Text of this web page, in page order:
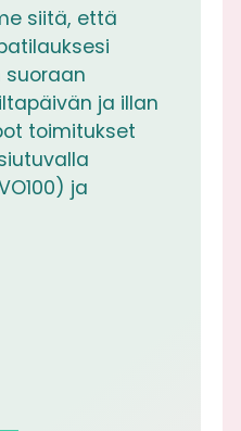
siitä, että
ja illan
toimitukset
ja